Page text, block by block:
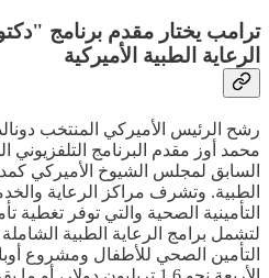
ترامب يختار مقدم برنامج
الرعاية الطبية الأميركية
رشح الرئيس الأميركي المنتخب دونالد
محمد أوز مقدم البرنامج
السابق لمجلس الشيوخ الأميركي
الطبية. وتشرف مراكز الرعاية
لتشمل برامج الرعاية الطبية
التأمين الصحي للأطفال ومشروع